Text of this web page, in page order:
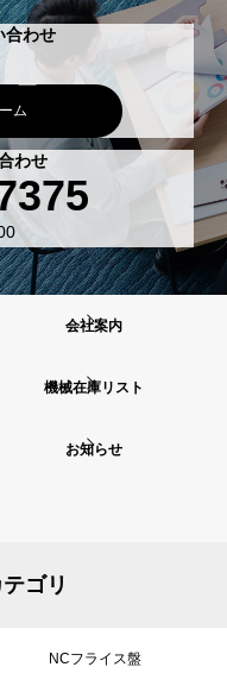
合わせ
ム
わせ
会社案内
機械在庫リスト
お知らせ
ゴリ
NCフライス盤